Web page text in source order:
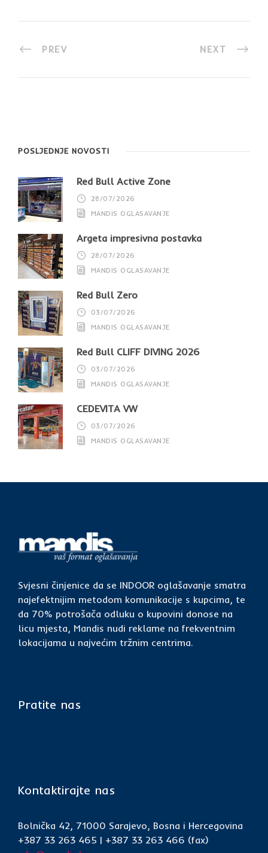
PREV NEXT
POSLJEDNJE NOVOSTI
Red Bull Active Zone
28/07/2026
MANDIS OGLASAVANJE
Argeta impresivna postavka
28/07/2026
MANDIS OGLASAVANJE
Red Bull Zero
03/07/2026
MANDIS OGLASAVANJE
Red Bull CLIFF DIVING 2026
03/07/2026
MANDIS OGLASAVANJE
CEDEVITA VW
03/07/2026
MANDIS OGLASAVANJE
Svjesni činjenice da se INDOOR oglašavanje smatra
najefektnijim metodom komunikacije s kupcima, te
da 70% potrošača odluku o kupovini donose na
licu mjesta, Mandis nudi reklame na frekventnim
lokacijama u najvećim tržnim centrima.
Pratite nas
Kontaktirajte nas
Bolnička 42, 71000 Sarajevo, Bosna i Hercegovina
+387 33 263 465 | +387 33 263 466 (fax)